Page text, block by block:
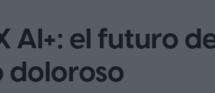
AI+: el futuro
doloroso